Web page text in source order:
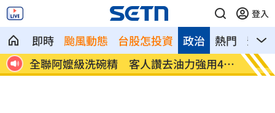
登入
即時 颱風動態 台股怎投資 熱門 影音
政治
全聯阿嬤級洗碗精 客人讚去油力強用45
年
瑪帝
大